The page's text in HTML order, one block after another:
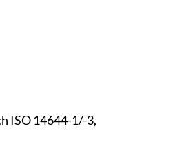
ISO 14644-1/-3,